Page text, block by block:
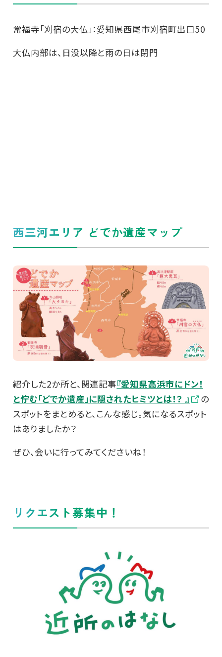
常福寺「刈宿の大仏」：愛知県西尾市刈宿町出口50
大仏内部は、日没以降と雨の日は閉門
西三河エリア どでか遺産マップ
紹介した2か所と、関連記事『愛知県高浜市にドン！
と佇む「どでか遺産」に隠されたヒミツとは！？ 』
の
スポットをまとめると、こんな感じ。気になるスポット
はありましたか？
ぜひ、会いに行ってみてくださいね！
リクエスト募集中！